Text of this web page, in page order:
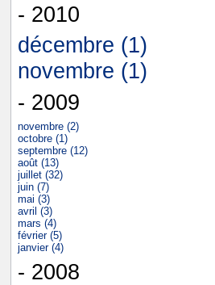
- 2010
décembre (1)
novembre (1)
- 2009
novembre (2)
octobre (1)
septembre (12)
août (13)
juillet (32)
juin (7)
mai (3)
avril (3)
mars (4)
février (5)
janvier (4)
- 2008